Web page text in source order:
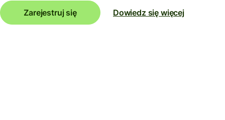
Zarejestruj się Dowiedz się więcej